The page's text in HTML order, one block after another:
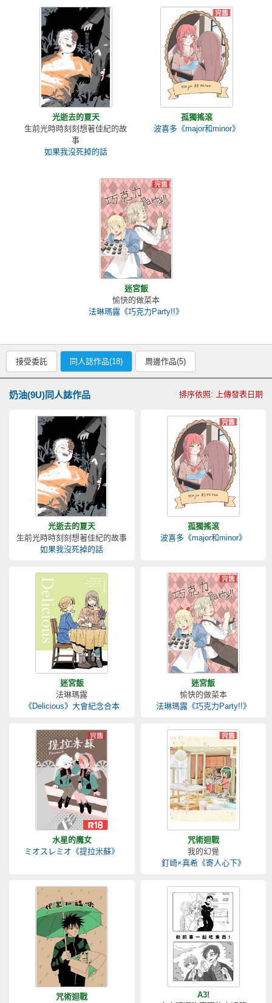
光逝去的夏天
生前光時時刻刻想著佳紀的故
事
如果我沒死掉的話
孤獨搖滾
波喜多《major和minor》
迷宮飯
愉快的做菜本
法琳瑪露《巧克力Party!!》
接受委託 同人誌作品(18) 周邊作品(5)
奶油(9U)同人誌作品 排序依照: 上傳發表日期
光逝去的夏天
生前光時時刻刻想著佳紀的故事
如果我沒死掉的話
孤獨搖滾
波喜多《major和minor》
迷宮飯
法琳瑪露
《Delicious》大會紀念合本
迷宮飯
愉快的做菜本
法琳瑪露《巧克力Party!!》
水星的魔女
ミオスレミオ《提拉米蘇》
咒術迴戰
我的幻覺
釘崎×真希《寄人心下》
咒術迴戰
A3!